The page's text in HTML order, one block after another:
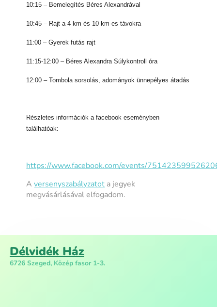
10:15 – Bemelegítés Béres Alexandrával
10:45 – Rajt a 4 km és 10 km-es távokra
11:00 – Gyerek futás rajt
11:15-12:00 – Béres Alexandra Súlykontroll óra
12:00 – Tombola sorsolás, adományok ünnepélyes átadás
Részletes információk a facebook eseményben
találhatóak:
https://www.facebook.com/events/
Aversenyszabályzatot a jegyek
megvásárlásával elfogadom.
Délvidék Ház
6726 Szeged, Közép fasor 1-3.